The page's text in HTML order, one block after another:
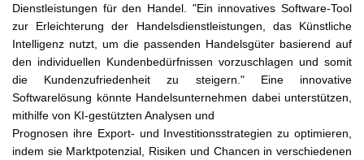
Dienstleistungen für den Handel. "Ein innovatives Software-Tool
zur Erleichterung der Handelsdienstleistungen, das Künstliche
Intelligenz nutzt, um die passenden Handelsgüter basierend auf
den individuellen Kundenbedürfnissen vorzuschlagen und somit
die Kundenzufriedenheit zu steigern." Eine innovative
Softwarelösung könnte Handelsunternehmen dabei unterstützen,
mithilfe von KI-gestützten Analysen und
Prognosen ihre Export- und Investitionsstrategien zu optimieren,
indem sie Marktpotenzial, Risiken und Chancen in verschiedenen